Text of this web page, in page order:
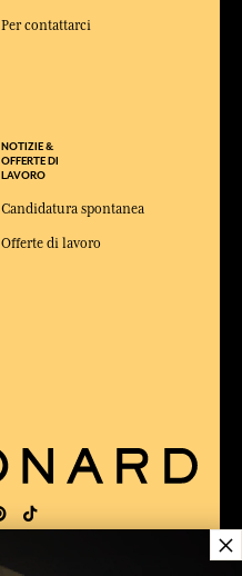
Per contattarci
NOTIZIE &
OFFERTE DI
LAVORO
Candidatura spontanea
Offerte di lavoro
×